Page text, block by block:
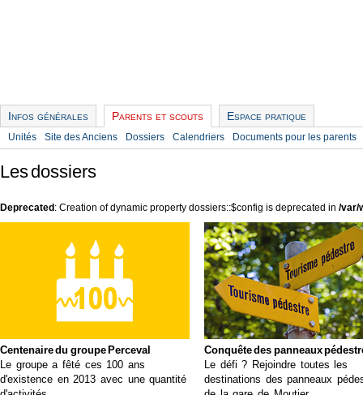
Infos générales Parents et scouts Espace pratique
Unités Site des Anciens Dossiers Calendriers Documents pour les parents
Les dossiers
Deprecated : Creation of dynamic property dossiers::$config is deprecated in /var/
Centenaire du groupe Perceval
Le groupe a fêté ces 100 ans
d'existence en 2013 avec une quantité
Conquête des panneaux
Le défi ? Rejoindre toutes les
destinations des panneaux